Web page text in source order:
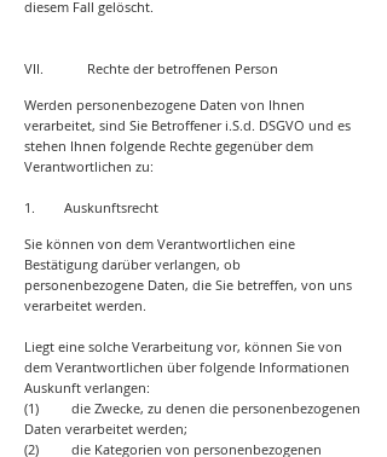
diesem Fall gelöscht.
VII. Rechte der betroffenen Person
Werden personenbezogene Daten von Ihnen
verarbeitet, sind Sie Betroffener i.S.d. DSGVO und es
stehen Ihnen folgende Rechte gegenüber dem
Verantwortlichen zu:
1. Auskunftsrecht
Sie können von dem Verantwortlichen eine
Bestätigung darüber verlangen, ob
personenbezogene Daten, die Sie betreffen, von uns
verarbeitet werden.
Liegt eine solche Verarbeitung vor, können Sie von
dem Verantwortlichen über folgende Informationen
Auskunft verlangen:
(1) die Zwecke, zu denen die personenbezogenen
Daten verarbeitet werden;
(2) die Kategorien von personenbezogenen